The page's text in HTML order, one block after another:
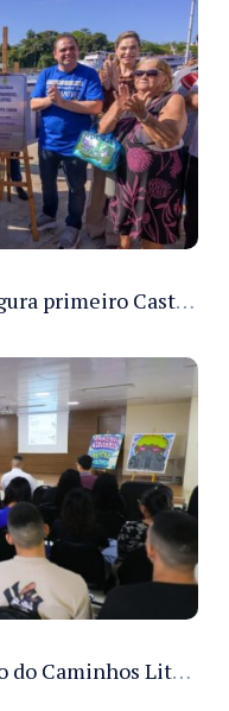
Governo do Amazonas inaugura primeiro Castramóvel Fluvial para atendimento veterinário às comunidades ribeirinhas e castração gratuita
Sejusc participa da 5ª edição do Caminhos Literários com foco na cultura hip-hop nas unidades socioeducativas